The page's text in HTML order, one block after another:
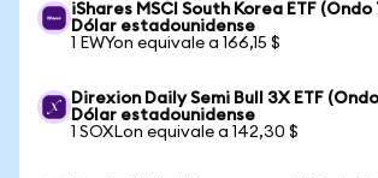
iShares MSCI South Korea ETF
Dólar estadounidense
1 EWYon equivale a 166,15 $
Direxion Daily Semi Bull 3X ETF
Dólar estadounidense
1 SOXLon equivale a 142,30 $